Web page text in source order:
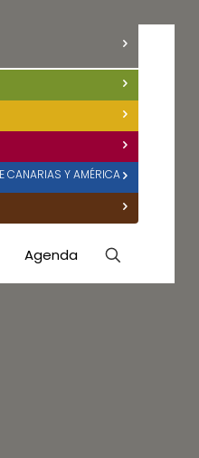
Agenda
CANARIAS Y AMÉRICA